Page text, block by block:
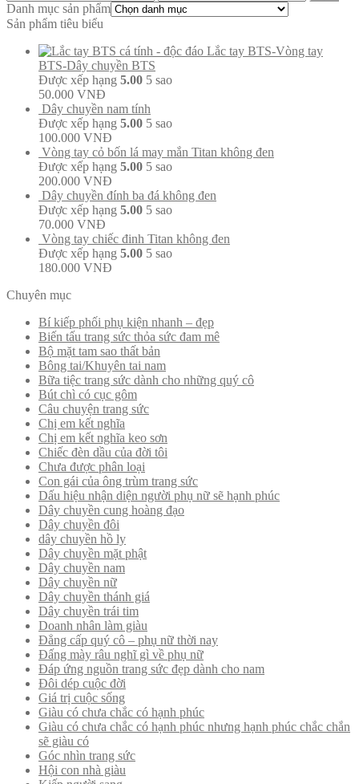
Danh mục sản phẩm
Sản phẩm tiêu biểu
Lắc tay BTS-Vòng tay
BTS-Dây chuyền BTS
Được xếp hạng 5.00 5 sao
50.000 VNĐ
Dây chuyền nam tính
Được xếp hạng 5.00 5 sao
100.000 VNĐ
Vòng tay cỏ bốn lá may mắn Titan không đen
Được xếp hạng 5.00 5 sao
200.000 VNĐ
Dây chuyền đính ba đá không đen
Được xếp hạng 5.00 5 sao
70.000 VNĐ
Vòng tay chiếc đinh Titan không đen
Được xếp hạng 5.00 5 sao
180.000 VNĐ
Chuyên mục
Bí kiếp phối phụ kiện nhanh – đẹp
Biến tấu trang sức thỏa sức đam mê
Bộ mặt tam sao thất bản
Bông tai/Khuyên tai nam
Bữa tiệc trang sức dành cho những quý cô
Bút chì có cục gôm
Câu chuyện trang sức
Chị em kết nghĩa
Chị em kết nghĩa keo sơn
Chiếc đèn dầu của đời tôi
Chưa được phân loại
Con gái của ông trùm trang sức
Dấu hiệu nhận diện người phụ nữ sẽ hạnh phúc
Dây chuyền cung hoàng đạo
Dây chuyền đôi
dây chuyền hồ ly
Dây chuyền mặt phật
Dây chuyền nam
Dây chuyền nữ
Dây chuyền thánh giá
Dây chuyền trái tim
Doanh nhân làm giàu
Đẳng cấp quý cô – phụ nữ thời nay
Đấng mày râu nghĩ gì về phụ nữ
Đáp ứng nguồn trang sức đẹp dành cho nam
Đôi dép cuộc đời
Giá trị cuộc sống
Giàu có chưa chắc có hạnh phúc
Giàu có chưa chắc có hạnh phúc nhưng hạnh phúc chắc chắn
sẽ giàu có
Góc nhìn trang sức
Hội con nhà giàu